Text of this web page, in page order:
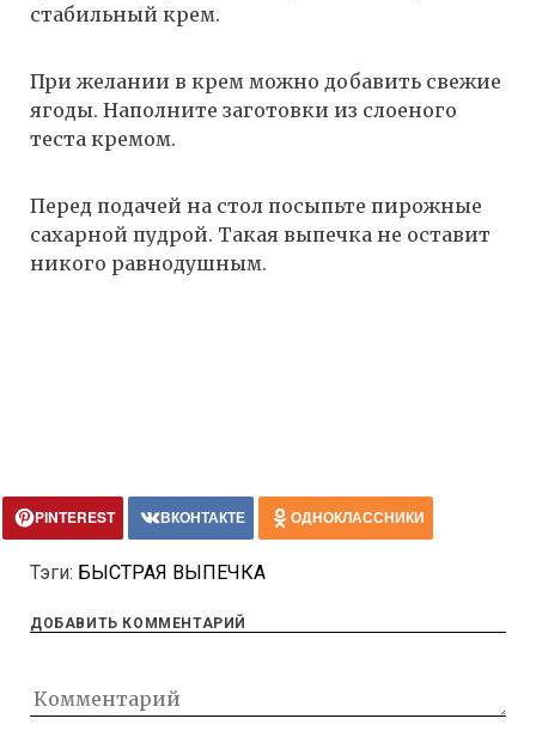
стабильный крем.
При желании в крем можно добавить свежие
ягоды. Наполните заготовки из слоеного
теста кремом.
Перед подачей на стол посыпьте пирожные
сахарной пудрой. Такая выпечка не оставит
никого равнодушным.
PINTEREST ВКОНТАКТЕ ОДНОКЛАССНИКИ
Тэги: БЫСТРАЯ ВЫПЕЧКА
ДОБАВИТЬ КОММЕНТАРИЙ